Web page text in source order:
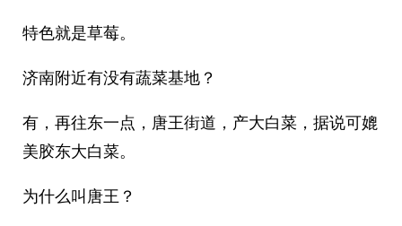
特色就是草莓。
济南附近有没有蔬菜基地？
有，再往东一点，唐王街道，产大白菜，据说可媲
美胶东大白菜。
为什么叫唐王？